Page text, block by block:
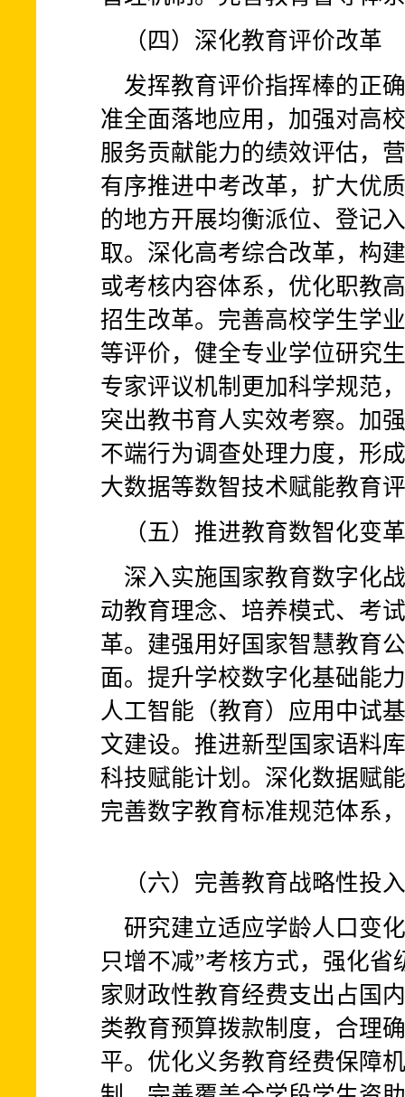
（四）深化教育评价改革
发挥教育评价指挥棒的正
准全面落地应用，加强对高
服务贡献能力的绩效评估，
有序推进中考改革，扩大优
的地方开展均衡派位、登记
取。深化高考综合改革，构
或考核内容体系，优化职教
招生改革。完善高校学生学
等评价，健全专业学位研究
专家评议机制更加科学规范
突出教书育人实效考察。加
不端行为调查处理力度，形
大数据等数智技术赋能教育
（五）推进教育数智化变革
深入实施国家教育数字化
动教育理念、培养模式、考
革。建强用好国家智慧教育
面。提升学校数字化基础能
人工智能（教育）应用中试
文建设。推进新型国家语料
科技赋能计划。深化数据赋
完善数字教育标准规范体系
（六）完善教育战略性投
研究建立适应学龄人口变
只增不减”考核方式，强化
家财政性教育经费支出占国
类教育预算拨款制度，合理
平。优化义务教育经费保障